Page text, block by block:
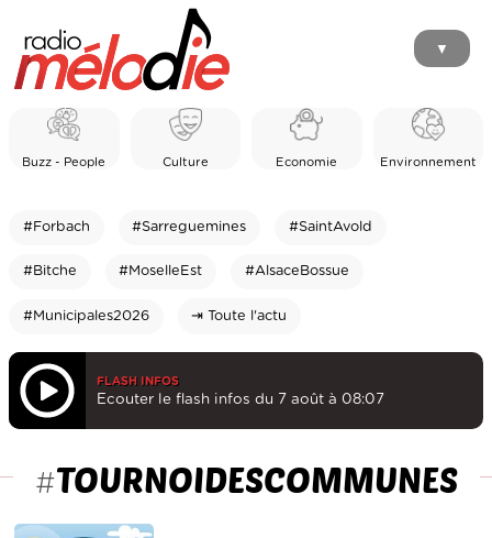
▼
Buzz - People Culture Economie Environnement
#Forbach #Sarreguemines #SaintAvold
#Bitche #MoselleEst #AlsaceBossue
#Municipales2026 ⇥ Toute l'actu
FLASH INFOS
Ecouter le flash infos du 7 août à 08:07
#TOURNOIDESCOMMUNES